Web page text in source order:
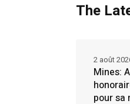
The
Mines:
pour sa
2 août